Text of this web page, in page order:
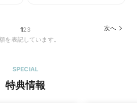
123
次へ
表記しています。
SPECIAL
特典情報